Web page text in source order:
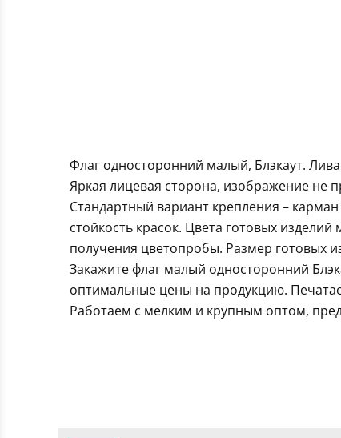
Флаг односторонний малый, Блэкаут.
Яркая лицевая сторона, изображение не
Стандартный вариант крепления –
стойкость красок. Цвета готовых
получения цветопробы. Размер готовых
Закажите флаг малый односторонний
оптимальные цены на продукцию.
Работаем с мелким и крупным оптом,